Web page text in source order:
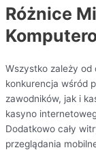
Różnice
Wszystko zależy od
konkurencja wśród
zawodników, jak i
kasyno
Dodatkowo cały
przeglądania